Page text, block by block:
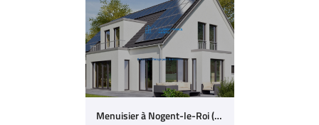
Menuisier à Nogent-le-Roi (28)